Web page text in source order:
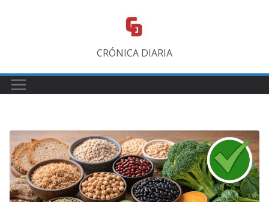
CRÓNICA DIARIA